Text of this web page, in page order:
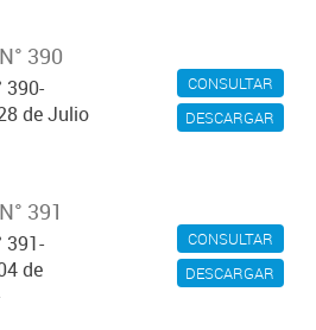
CONSULTAR
DESCARGAR
390
390-
de Julio
CONSULTAR
DESCARGAR
391
391-
de